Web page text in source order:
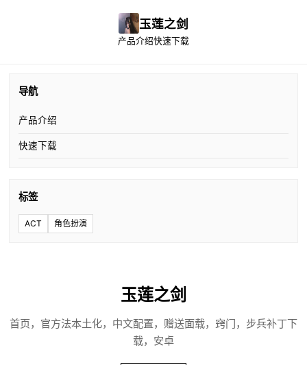
玉莲之剑
产品介绍快速下载
导航
产品介绍
快速下载
标签
ACT 角色扮演
玉莲之剑
首页，官方法本土化，中文配置，赠送面载，窍门，步兵补丁下
载，安卓